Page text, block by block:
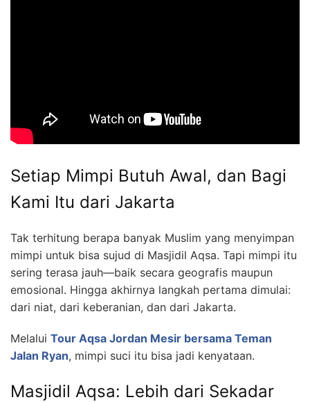
Setiap Mimpi Butuh Awal, dan Bagi
Kami Itu dari Jakarta
Tak terhitung berapa banyak Muslim yang menyimpan
mimpi untuk bisa sujud di Masjidil Aqsa. Tapi mimpi itu
sering terasa jauh—baik secara geografis maupun
emosional. Hingga akhirnya langkah pertama dimulai:
dari niat, dari keberanian, dan dari Jakarta.
Melalui Tour Aqsa Jordan Mesir bersama Teman
Jalan Ryan, mimpi suci itu bisa jadi kenyataan.
Masjidil Aqsa: Lebih dari Sekadar